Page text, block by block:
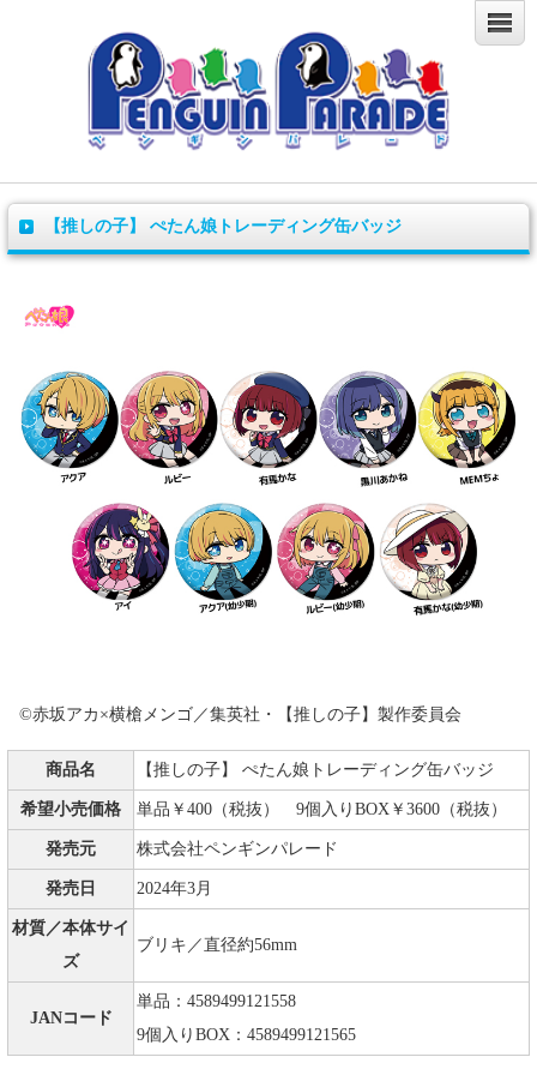
【推しの子】 ぺたん娘トレーディング缶バッジ
©赤坂アカ×横槍メンゴ／集英社・【推しの子】製作委員会
商品名 【推しの子】 ぺたん娘トレーディング缶バッジ
希望小売価格 単品￥400（税抜） 9個入りBOX￥3600（税抜）
発売元 株式会社ペンギンパレード
発売日 2024年3月
材質／本体サイ
ズ
ブリキ／直径約56mm
JANコード
単品：4589499121558
9個入りBOX：4589499121565